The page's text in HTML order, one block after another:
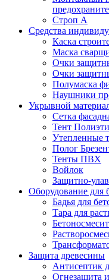
Строп А
Средства
Каска
Маска
Очки
Очки
Полумаска
Наушники
Укрывной
Сетка
Тент
Утепленные
Полог
Тенты ПВХ
Войлок
Защитно-
Оборудование для
Бадья для
Тара для
Защита древесины
Антисептик
Огнезащита